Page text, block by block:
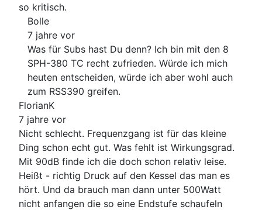
so kritisch.
Bolle
7 jahre vor
Was für Subs hast Du denn? Ich bin mit den 8
SPH-380 TC recht zufrieden. Würde ich mich
heuten entscheiden, würde ich aber wohl auch
zum RSS390 greifen.
FlorianK
7 jahre vor
Nicht schlecht. Frequenzgang ist für das kleine
Ding schon echt gut. Was fehlt ist Wirkungsgrad.
Mit 90dB finde ich die doch schon relativ leise.
Heißt - richtig Druck auf den Kessel das man es
hört. Und da brauch man dann unter 500Watt
nicht anfangen die so eine Endstufe schaufeln